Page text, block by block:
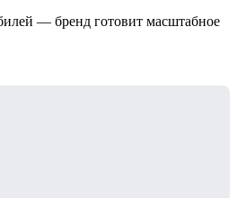
— бренд готовит масштабное